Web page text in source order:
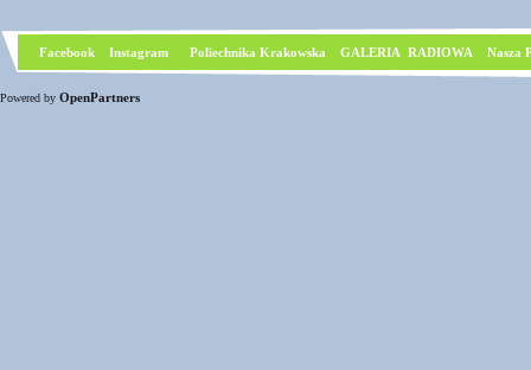
Facebook Instagram Poliechnika Krakowska GALERIA RADIOWA Nasza
Powered by OpenPartners